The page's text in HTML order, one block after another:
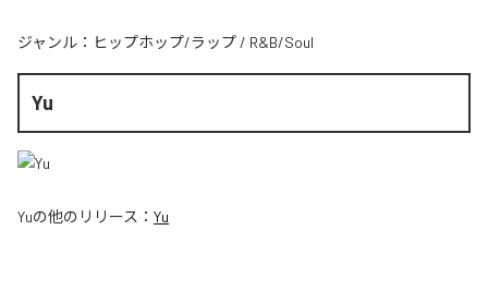
ジャンル： ヒップホップ/ラップ / R&B/Soul
Yu
Yuの他のリリース： Yu